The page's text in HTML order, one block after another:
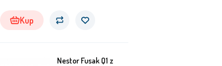
Kup
Nestor Fusak Q1 z